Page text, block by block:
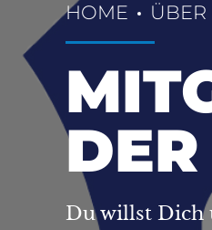
HOME ÜBER
Du willst Dich